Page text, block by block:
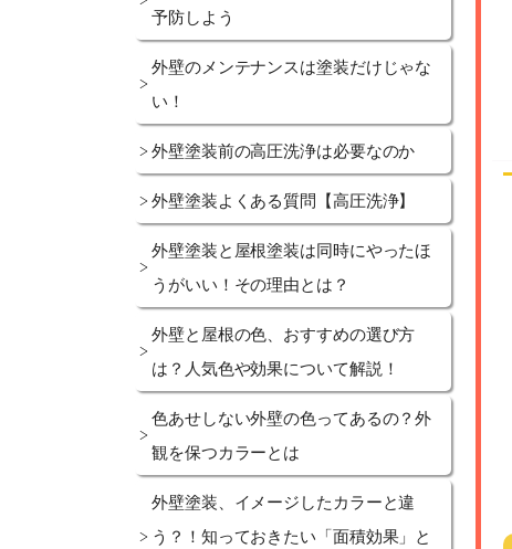
予防しよう
外壁のメンテナンスは塗装だけじゃな
い！
外壁塗装前の高圧洗浄は必要なのか
外壁塗装よくある質問【高圧洗浄】
外壁塗装と屋根塗装は同時にやったほ
うがいい！その理由とは？
外壁と屋根の色、おすすめの選び方
は？人気色や効果について解説！
色あせしない外壁の色ってあるの？外
観を保つカラーとは
外壁塗装、イメージしたカラーと違
う？！知っておきたい「面積効果」と